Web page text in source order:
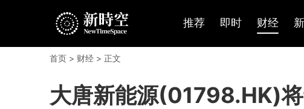
推荐 即时 财经
首页 > 财经 > 正文
大唐新能源(01798.HK)